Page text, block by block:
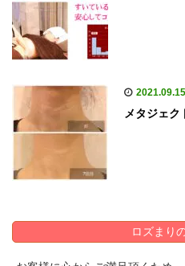
2021.09.15
メタジェク
ロズまり